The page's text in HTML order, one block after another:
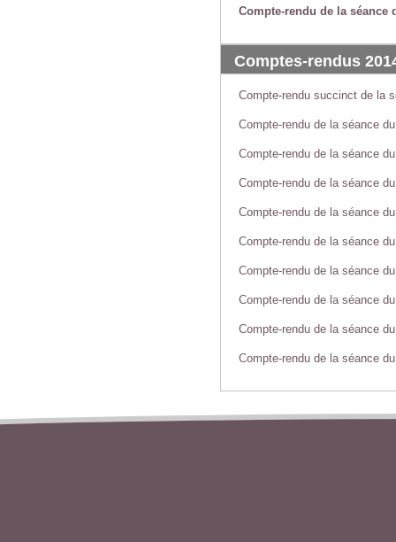
Compte-rendu de la séance
Comptes-rendus
Compte-rendu succinct de la
Compte-rendu de la séance
Compte-rendu de la séance
Compte-rendu de la séance
Compte-rendu de la séance
Compte-rendu de la séance
Compte-rendu de la séance
Compte-rendu de la séance
Compte-rendu de la séance
Compte-rendu de la séance